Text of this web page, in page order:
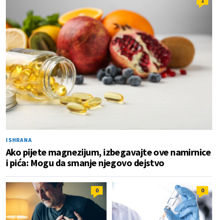
ISHRANA
Ako pijete magnezijum, izbegavajte ove namirnice
i pića: Mogu da smanje njegovo dejstvo
0 0